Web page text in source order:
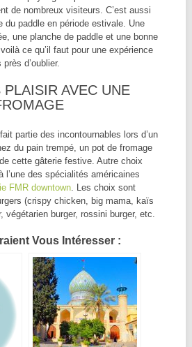
de nombreux visiteurs. C’est aussi
du paddle en période estivale. Une
une planche de paddle et une bonne
ce qu’il faut pour une expérience
d’oublier.
AVEC UNE
partie des incontournables lors d’un
du pain trempé, un pot de fromage
cette gâterie festive. Autre choix
l’une des spécialités américaines
FMR downtown. Les choix sont
(crispy chicken, big mama, kaïs
végétarien burger, rossini burger, etc.
Vous Intéresser :